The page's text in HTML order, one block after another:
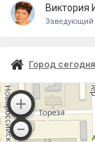
Виктория
Город сегодня